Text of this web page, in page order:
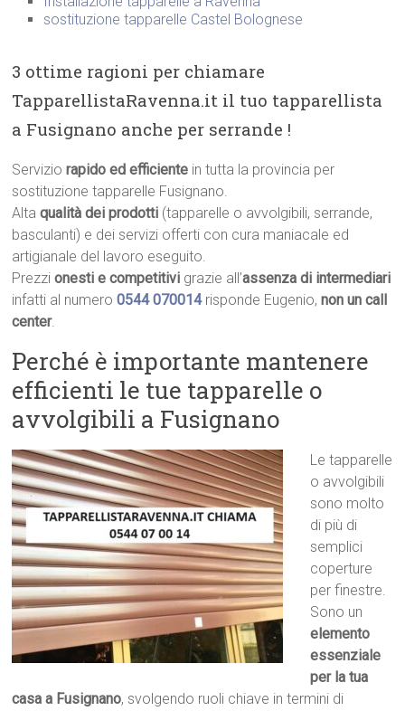
sostituzione tapparelle Castel Bolognese
3 ottime ragioni per chiamare
TapparellistaRavenna.it il tuo tapparellista
a Fusignano anche per serrande !
Serviziorapido ed efficiente in tutta la provincia per
sostituzione tapparelle Fusignano.
Altaqualità dei prodotti (tapparelle o avvolgibili, serrande,
basculanti) e dei servizi offerti con cura maniacale ed
artigianale del lavoro eseguito.
Prezzionesti e competitivi grazie all’assenza di intermediari
infatti al numero0544 070014 risponde Eugenio,non un call
center.
Perché è importante mantenere
efficienti le tue tapparelle o
avvolgibili a Fusignano
Le tapparelle
o avvolgibili
sono molto
di più di
semplici
coperture
per finestre.
Sono un
elemento
essenziale
per la tua
casa a Fusignano, svolgendo ruoli chiave in termini di